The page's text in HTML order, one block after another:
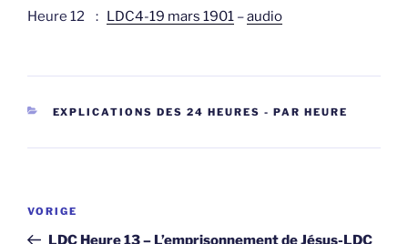
Heure 12 : LDC4-19 mars 1901 –audio
CATEGORIEËN
EXPLICATIONS DES 24 HEURES - PAR HEURE
Vorig
bericht
VORIGE
LDC Heure 13 – L’emprisonnement de Jésus-LDC